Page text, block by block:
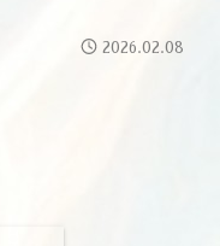
2026.02.08